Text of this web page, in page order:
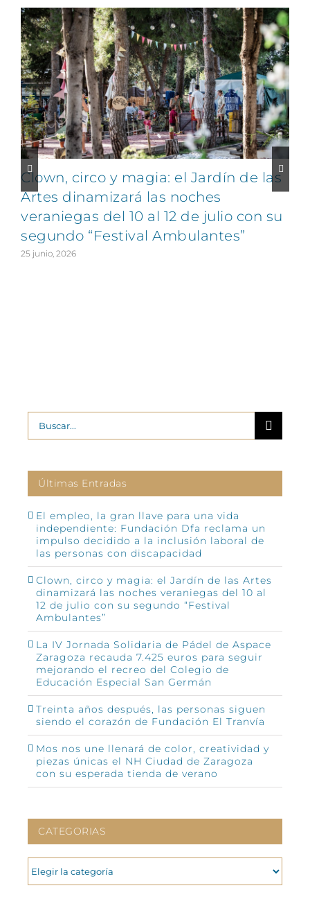
Clown, circo y magia: el Jardín de las
Artes dinamizará las noches
veraniegas del 10 al 12 de julio con su
segundo “Festival Ambulantes”
25 junio, 2026
Buscar:
Últimas Entradas
El empleo, la gran llave para una vida
independiente: Fundación Dfa reclama un
impulso decidido a la inclusión laboral de
las personas con discapacidad
Clown, circo y magia: el Jardín de las Artes
dinamizará las noches veraniegas del 10 al
12 de julio con su segundo “Festival
Ambulantes”
La IV Jornada Solidaria de Pádel de Aspace
Zaragoza recauda 7.425 euros para seguir
mejorando el recreo del Colegio de
Educación Especial San Germán
Treinta años después, las personas siguen
siendo el corazón de Fundación El Tranvía
Mos nos une llenará de color, creatividad y
piezas únicas el NH Ciudad de Zaragoza
con su esperada tienda de verano
CATEGORIAS
CATEGORIAS